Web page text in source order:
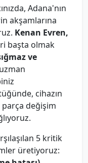
Adana'nın
akşamlarına
Kenan Evren,
başta olmak
ve
cihazın
değişim
5 kritik
üretiyoruz: